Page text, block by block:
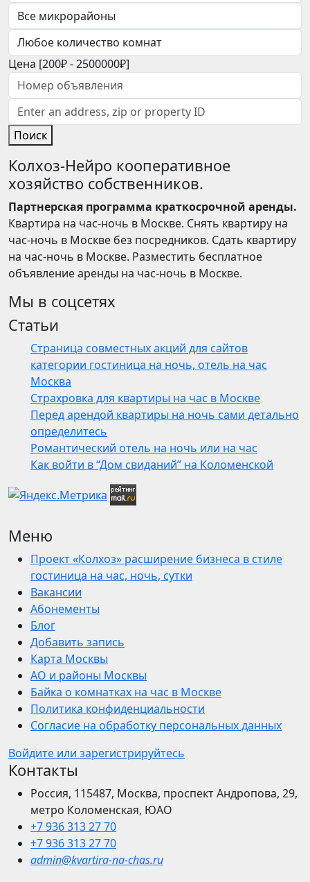
Цена [200₽-2500000₽]
Поиск
Колхоз-Нейро кооперативное
хозяйство собственников.
Партнерская программа краткосрочной аренды.
Квартира на час-ночь в Москве. Снять квартиру на
час-ночь в Москве без посредников. Сдать квартиру
на час-ночь в Москве. Разместить бесплатное
объявление аренды на час-ночь в Москве.
Мы в соцсетях
Статьи
Страница совместных акций для сайтов
категории гостиница на ночь, отель на час
Москва
Страхровка для квартиры на час в Москве
Перед арендой квартиры на ночь сами детально
определитесь
Романтический отель на ночь или на час
Как войти в “Дом свиданий” на Коломенской
Меню
Проект «Колхоз» расширение бизнеса в стиле
гостиница на час, ночь, сутки
Вакансии
Абонементы
Блог
Добавить запись
Карта Москвы
АО и районы Москвы
Байка о комнатках на час в Москве
Политика конфиденциальности
Согласие на обработку персональных данных
Войдите или зарегистрируйтесь
Контакты
Россия, 115487, Москва, проспект Андропова, 29,
метро Коломенская, ЮАО
+7 936 313 27 70
+7 936 313 27 70
admin@kvartira-na-chas.ru